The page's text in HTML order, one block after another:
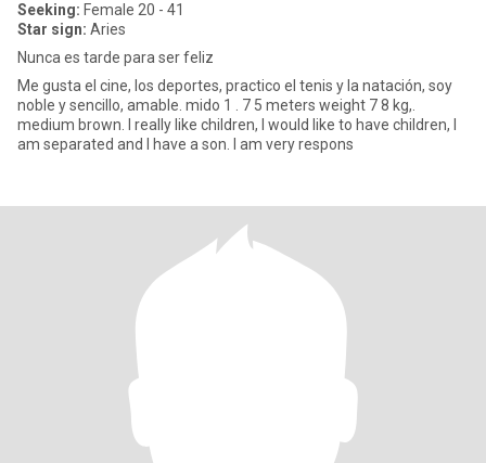
Seeking: Female 20 - 41
Star sign: Aries
Nunca es tarde para ser feliz
Me gusta el cine, los deportes, practico el tenis y la natación, soy
noble y sencillo, amable. mido 1 . 7 5 meters weight 7 8 kg,.
medium brown. I really like children, I would like to have children, I
am separated and I have a son. I am very respons